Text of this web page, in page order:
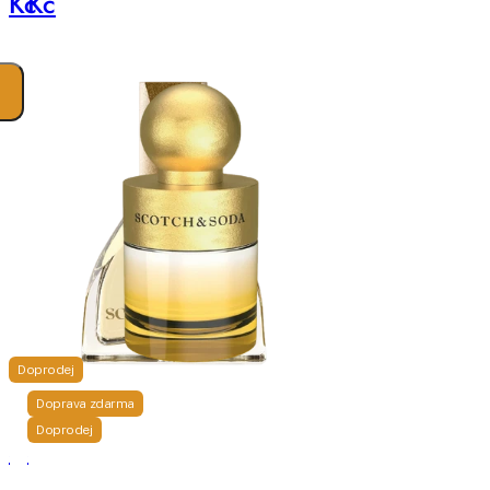
Doprodej
Scotch
Doprava zdarma
Doprodej
Scotch